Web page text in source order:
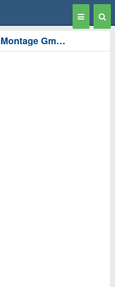
Toggle
navigation
IPM Industrieplanung + Montage GmbH - Essen